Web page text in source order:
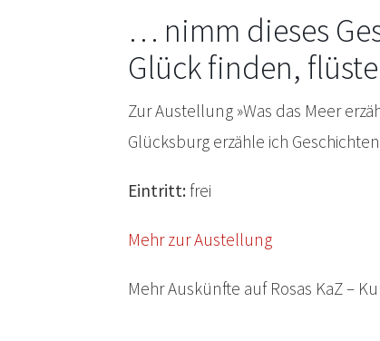
… nimm dieses
Glück finden,
Zur Austellung »Was das Meer
Glücksburg erzähle ich
Eintritt:frei
Mehr zur Austellung
Mehr Auskünfte auf Rosas KaZ –